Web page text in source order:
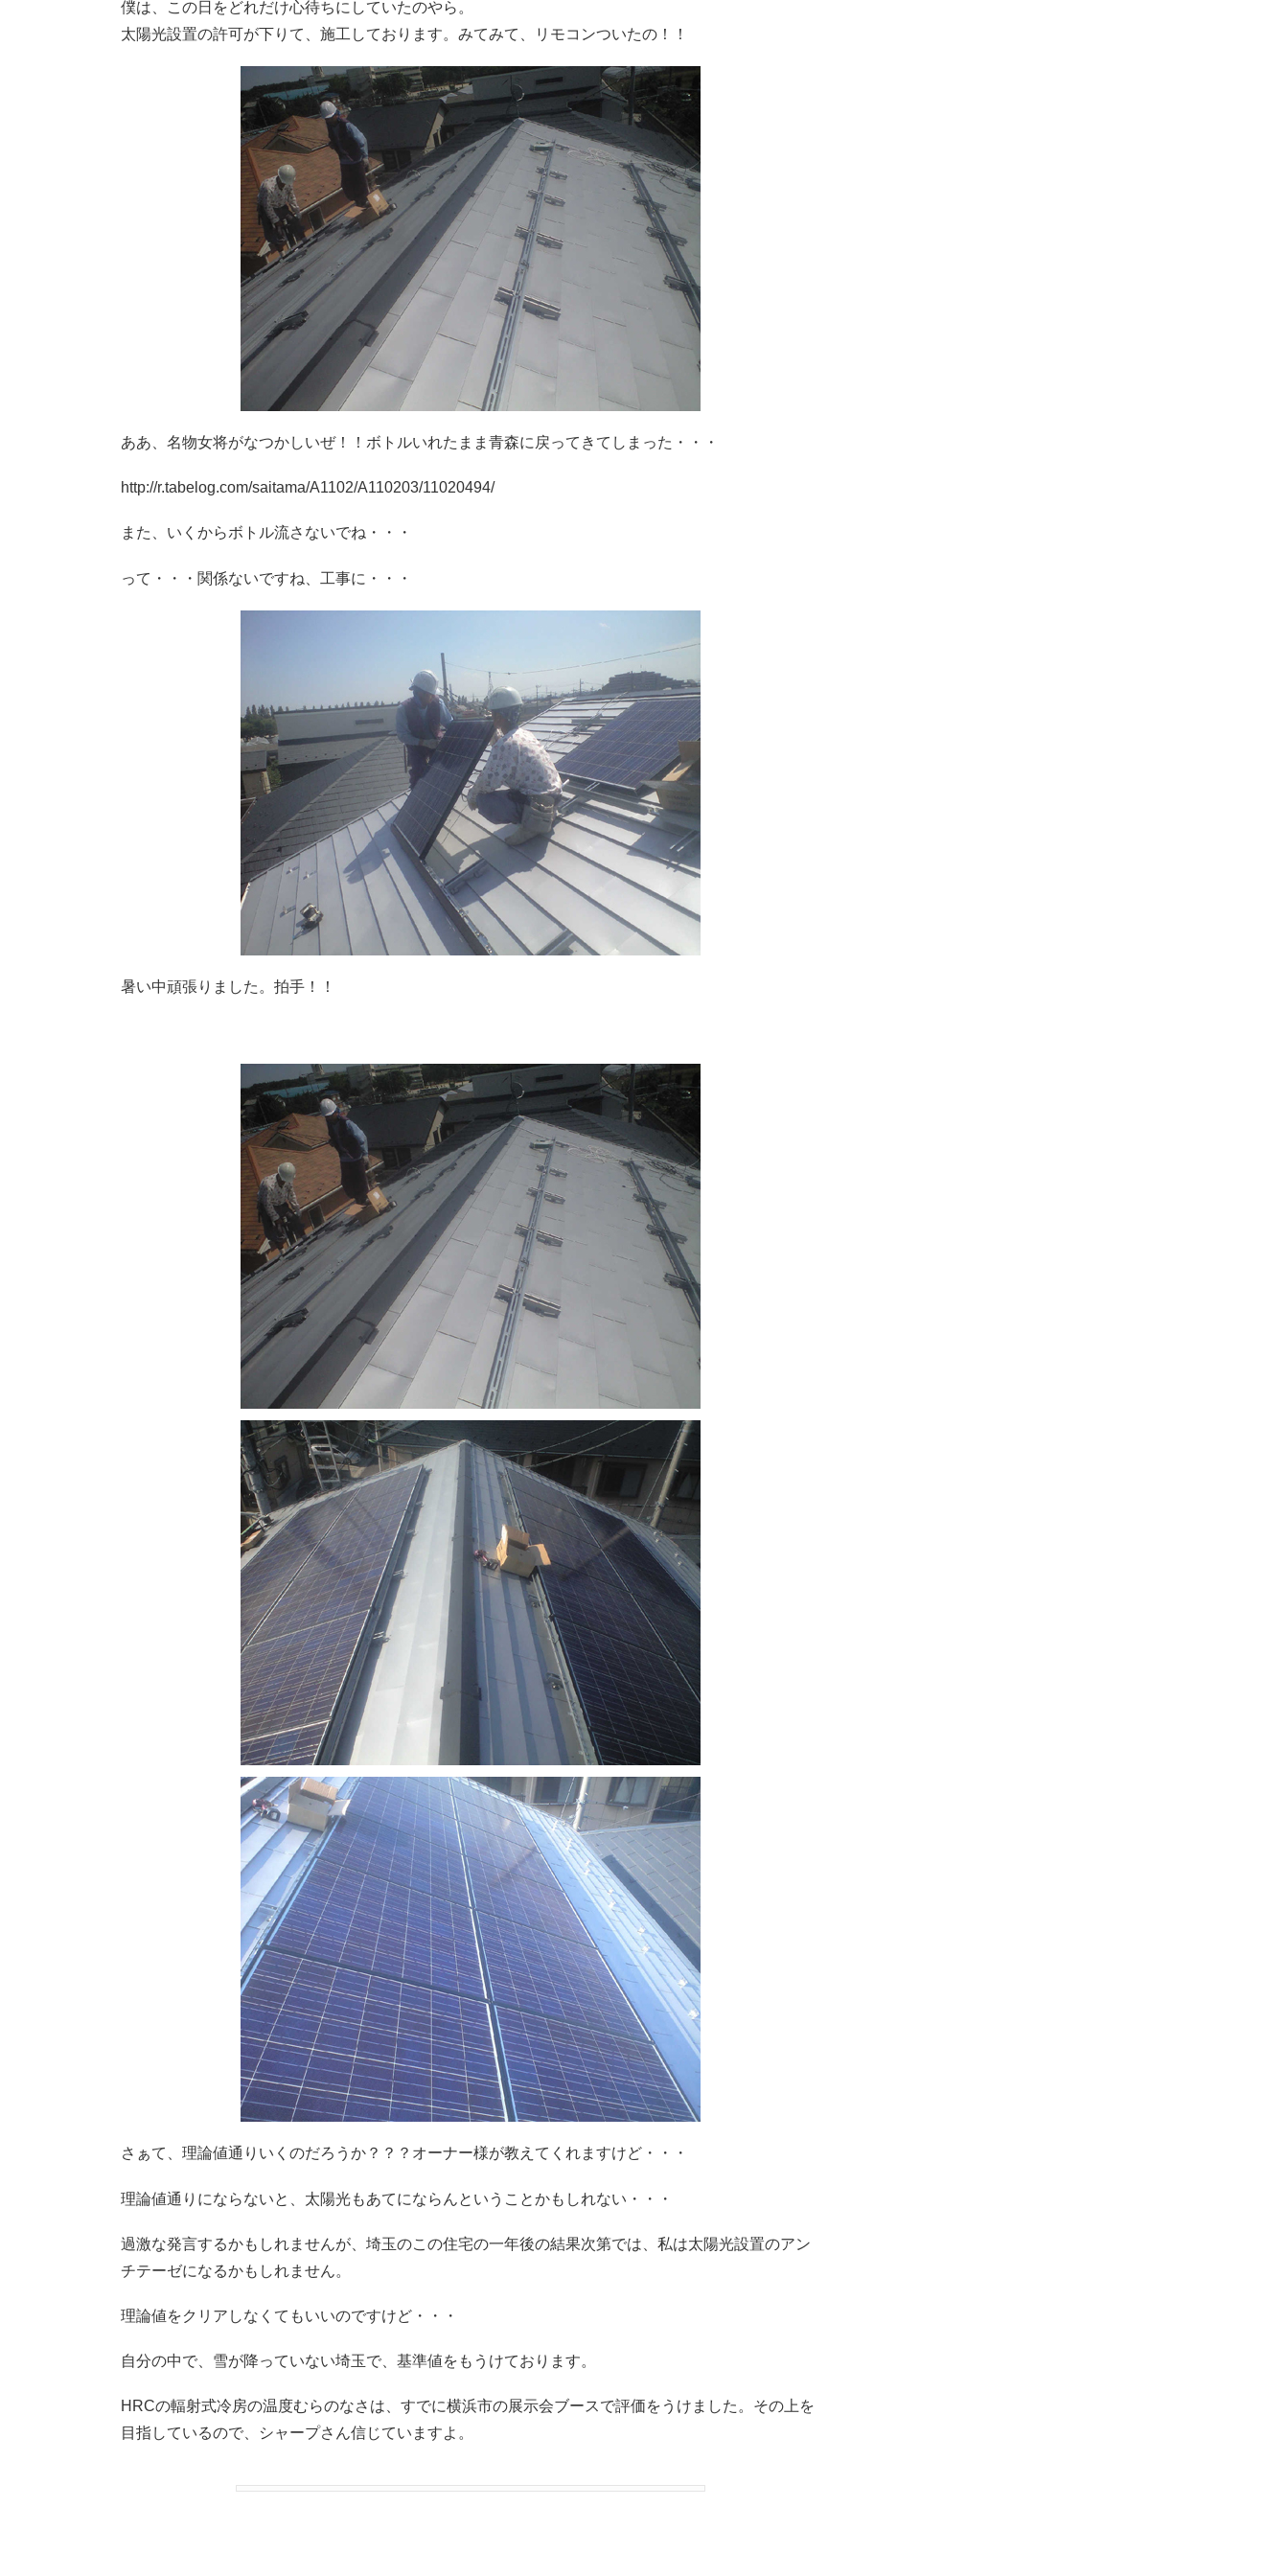
僕は、この日をどれだけ心待ちにしていたのやら。
太陽光設置の許可が下りて、施工しております。みてみて、リモコンついたの！！
ああ、名物女将がなつかしいぜ！！ボトルいれたまま青森に戻ってきてしまった・・・
http://r.tabelog.com/saitama/A1102/A110203/11020494/
また、いくからボトル流さないでね・・・
って・・・関係ないですね、工事に・・・
暑い中頑張りました。拍手！！
さぁて、理論値通りいくのだろうか？？？オーナー様が教えてくれますけど・・・
理論値通りにならないと、太陽光もあてにならんということかもしれない・・・
過激な発言するかもしれませんが、埼玉のこの住宅の一年後の結果次第では、私は太陽光設置のアン
チテーゼになるかもしれません。
理論値をクリアしなくてもいいのですけど・・・
自分の中で、雪が降っていない埼玉で、基準値をもうけております。
HRCの輻射式冷房の温度むらのなさは、すでに横浜市の展示会ブースで評価をうけました。その上を
目指しているので、シャープさん信じていますよ。